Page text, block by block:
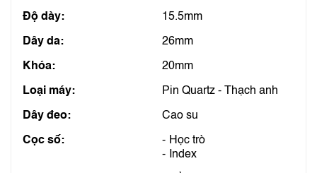
Độ dày: 15.5mm
Dây da: 26mm
Khóa: 20mm
Loại máy: Pin Quartz - Thạch anh
Dây đeo: Cao su
Cọc số:
Học trò
Index